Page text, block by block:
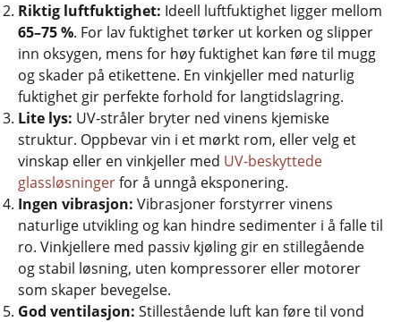
Riktig luftfuktighet: Ideell luftfuktighet ligger mellom
65–75 %. For lav fuktighet tørker ut korken og slipper
inn oksygen, mens for høy fuktighet kan føre til mugg
og skader på etikettene. En vinkjeller med naturlig
fuktighet gir perfekte forhold for langtidslagring.
Lite lys: UV-stråler bryter ned vinens kjemiske
struktur. Oppbevar vin i et mørkt rom, eller velg et
vinskap eller en vinkjeller med UV-beskyttede
glassløsningerfor å unngå eksponering.
Ingen vibrasjon: Vibrasjoner forstyrrer vinens
naturlige utvikling og kan hindre sedimenter i å falle til
ro. Vinkjellere med passiv kjøling gir en stillegående
og stabil løsning, uten kompressorer eller motorer
som skaper bevegelse.
God ventilasjon: Stillestående luft kan føre til vond